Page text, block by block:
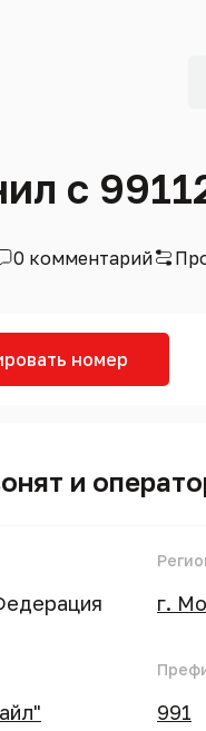
с
0 комментарий
номер
и
г.
991